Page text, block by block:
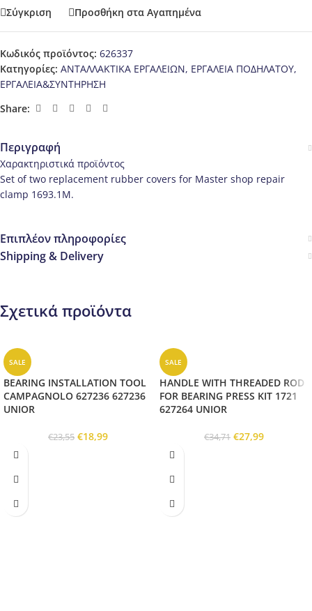
Σύγκριση Προσθήκη στα Αγαπημένα
Κωδικός προϊόντος: 626337
Κατηγορίες: ΑΝΤΑΛΛΑΚΤΙΚΑ ΕΡΓΑΛΕΙΩΝ, ΕΡΓΑΛΕΙΑ ΠΟΔΗΛΑΤΟΥ,
ΕΡΓΑΛΕΙΑ&ΣΥΝΤΗΡΗΣΗ
Share:
Περιγραφή
Χαρακτηριστικά προϊόντος
Set of two replacement rubber covers for Master shop repair
clamp 1693.1M.
Επιπλέον πληροφορίες
Shipping & Delivery
Σχετικά προϊόντα
SALE
BEARING INSTALLATION TOOL
CAMPAGNOLO 627236 627236
UNIOR
€23,55 €18,99
SALE
HANDLE WITH THREADED ROD
FOR BEARING PRESS KIT 1721
627264 UNIOR
€34,71 €27,99